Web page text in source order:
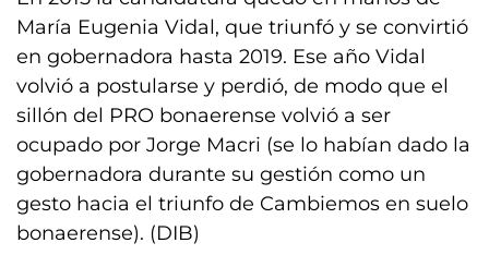
María Eugenia Vidal, que triunfó y se convirtió
en gobernadora hasta 2019. Ese año Vidal
volvió a postularse y perdió, de modo que el
sillón del PRO bonaerense volvió a ser
ocupado por Jorge Macri (se lo habían dado la
gobernadora durante su gestión como un
gesto hacia el triunfo de Cambiemos en suelo
bonaerense). (DIB)